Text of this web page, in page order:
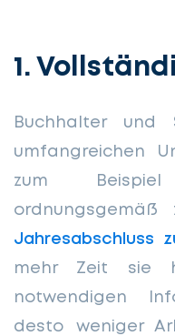
1.
Buchhalter und
umfangreichen
zum
Jahresabschluss
mehr Zeit sie
notwendigen
desto weniger